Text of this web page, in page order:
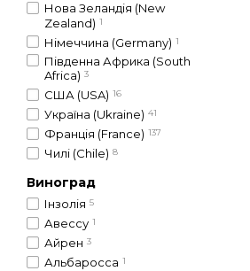
Нова Зеландія (New
Zealand) 1
Німеччина (Germany) 1
Південна Африка (South
Africa) 3
США (USA) 16
Україна (Ukraine) 41
Франція (France) 137
Чилі (Chile) 8
Виноград
Інзолія 5
Авессу 1
Айрен 3
Альбаросса 1